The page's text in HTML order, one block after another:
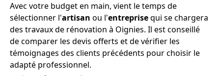
Avec votre budget en main, vient le temps de
sélectionner l'artisan ou l'entreprisequi se chargera
des travaux de rénovation à Oignies. Il est conseillé
de comparer les devis offerts et de vérifier les
témoignages des clients précédents pour choisir le
adapté professionnel.